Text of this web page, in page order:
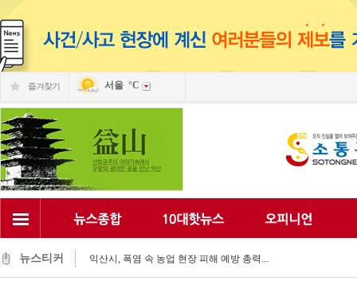
즐겨찾기 서울 °C
뉴스티커
시민과 함께 익산의 미래를 그리다…'익산 시민아카데...
김충영 의장, 폭염 속 경로당 찾아 어르신 안전 챙겨...
익산시, 폭염 속 농업 현장 피해 예방 총력...